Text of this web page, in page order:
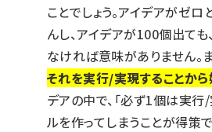
ことでしょう。アイデアがゼ
んし、アイデアが100個出て
なければ意味がありません。
それを実行/実現することから
デアの中で、「必ず1個は実行
ルを作ってしまうことが得策